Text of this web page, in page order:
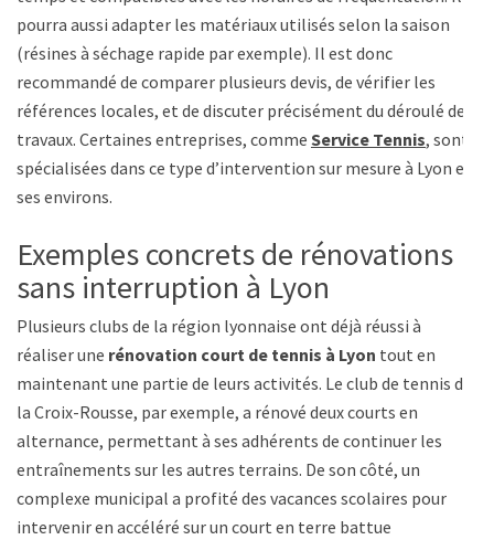
pourra aussi adapter les matériaux utilisés selon la saison
(résines à séchage rapide par exemple). Il est donc
recommandé de comparer plusieurs devis, de vérifier les
références locales, et de discuter précisément du déroulé des
travaux. Certaines entreprises, comme Service Tennis, sont
spécialisées dans ce type d’intervention sur mesure à Lyon et
ses environs.
Exemples concrets de rénovations
sans interruption à Lyon
Plusieurs clubs de la région lyonnaise ont déjà réussi à
réaliser une rénovation court de tennis à Lyon tout en
maintenant une partie de leurs activités. Le club de tennis de
la Croix-Rousse, par exemple, a rénové deux courts en
alternance, permettant à ses adhérents de continuer les
entraînements sur les autres terrains. De son côté, un
complexe municipal a profité des vacances scolaires pour
intervenir en accéléré sur un court en terre battue